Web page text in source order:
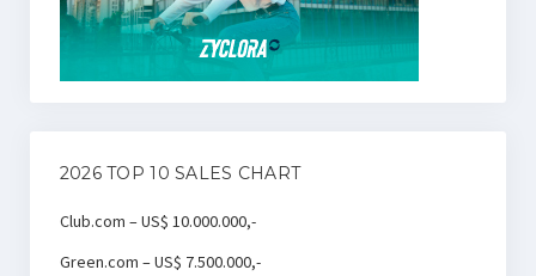
2026 TOP 10 SALES CHART
Club.com – US$ 10.000.000,-
Green.com – US$ 7.500.000,-